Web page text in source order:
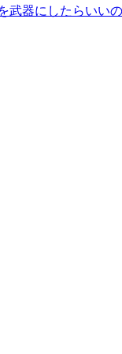
武器にしたらいい